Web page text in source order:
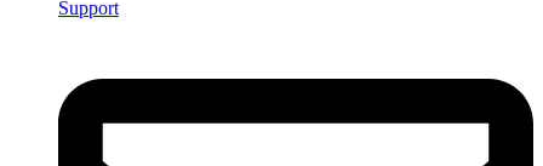
Support